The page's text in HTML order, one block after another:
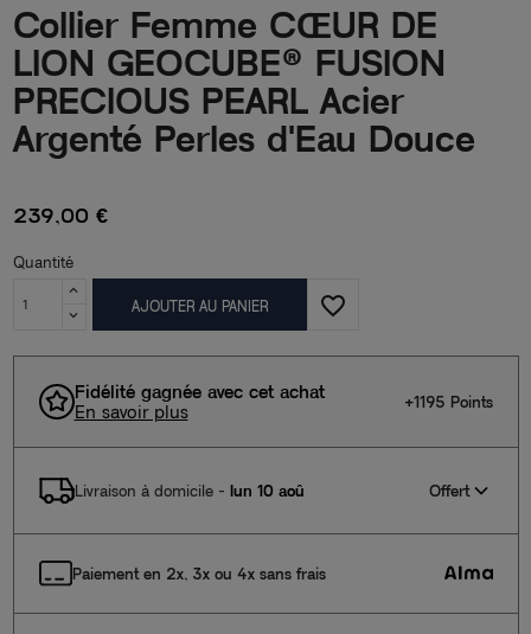
Collier Femme CŒUR DE
LION GEOCUBE® FUSION
PRECIOUS PEARL Acier
Argenté Perles d'Eau Douce
239,00 €
Quantité
AJOUTER AU PANIER favorite_border
Fidélité gagnée avec cet achat
En savoir plus
+1195 Points
Livraison à domicile- lun 10 aoû Offert
Paiement en 2x, 3x ou 4x sans frais